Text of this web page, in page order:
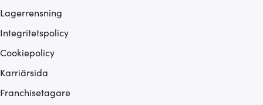
Lagerrensning
Integritetspolicy
Cookiepolicy
Karriärsida
Franchisetagare